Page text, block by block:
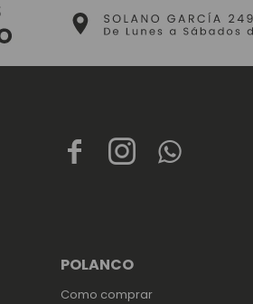
  
POLANCO
Como comprar